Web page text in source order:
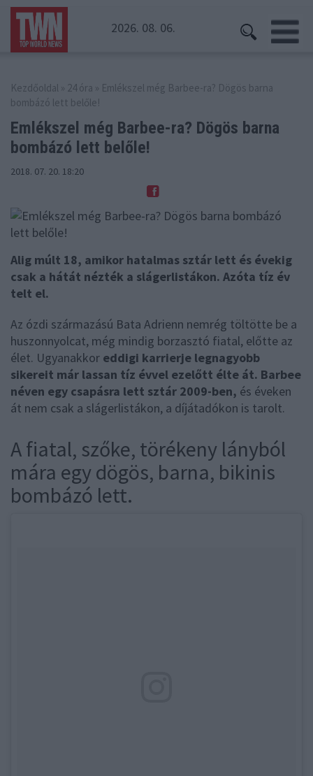
2026. 08. 06.
Kezdőoldal » 24 óra » Emlékszel még Barbee-ra? Dögös barna
bombázó lett belőle!
Emlékszel még Barbee-ra? Dögös barna
bombázó lett belőle!
2018. 07. 20. 18:20
Alig múlt 18, amikor hatalmas sztár lett és évekig
csak a hátát nézték a slágerlistákon. Azóta tíz év
telt el.
Az ózdi származású Bata Adrienn nemrég töltötte be a
huszonnyolcat, még mindig borzasztó fiatal, előtte az
élet. Ugyanakkor eddigi karrierje legnagyobb
sikereit már lassan tíz évvel ezelőtt élte át. Barbee
néven egy csapásra lett sztár 2009-ben, és éveken
át nem csak a slágerlistákon, a díjátadókon is tarolt.
A fiatal, szőke, törékeny lányból
mára egy dögös, barna, bikinis
bombázó lett.